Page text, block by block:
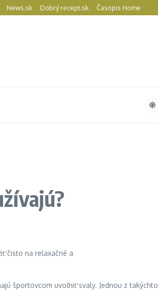
News.sk Dobrý recept.sk Časopis Home
športovcom uvoľniť svaly. Jednou z